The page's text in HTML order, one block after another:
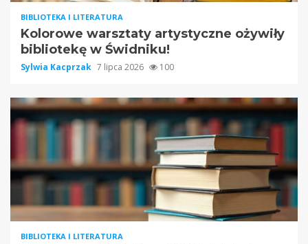
BIBLIOTEKA I LITERATURA
Kolorowe warsztaty artystyczne ożywiły
bibliotekę w Świdniku!
Sylwia Kacprzak 7 lipca 2026 100
BIBLIOTEKA I LITERATURA